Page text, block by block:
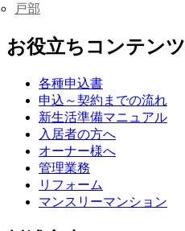
戸部
お役立ちコンテンツ
各種申込書
申込～契約までの流れ
新生活準備マニュアル
入居者の方へ
オーナー様へ
管理業務
リフォーム
マンスリーマンション